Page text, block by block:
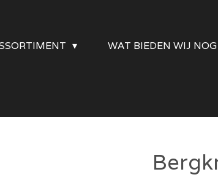
WAT BIEDEN WIJ